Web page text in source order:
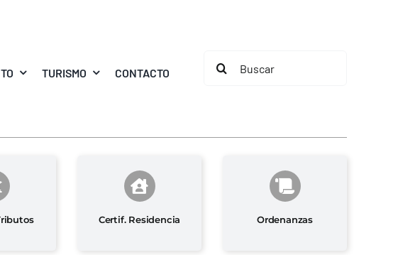
TURISMO CONTACTO
Buscar:
Certif. Residencia Ordenanzas